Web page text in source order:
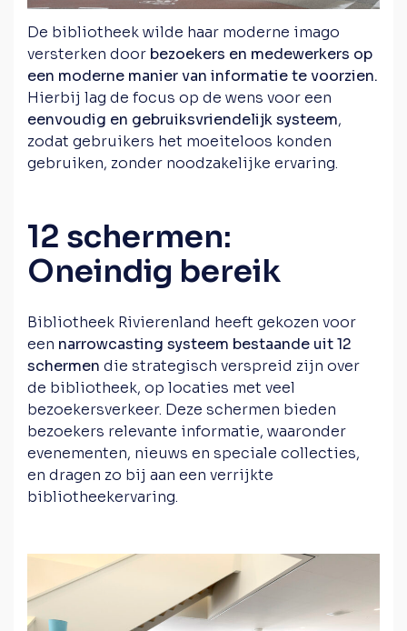
De bibliotheek wilde haar moderne imago
versterken door bezoekers en medewerkers op
een moderne manier van informatie te voorzien.
Hierbij lag de focus op de wens voor een
eenvoudig en gebruiksvriendelijk systeem,
zodat gebruikers het moeiteloos konden
gebruiken, zonder noodzakelijke ervaring.
12 schermen:
Oneindig bereik
Bibliotheek Rivierenland heeft gekozen voor
een narrowcasting systeem bestaande uit 12
schermen die strategisch verspreid zijn over
de bibliotheek, op locaties met veel
bezoekersverkeer. Deze schermen bieden
bezoekers relevante informatie, waaronder
evenementen, nieuws en speciale collecties,
en dragen zo bij aan een verrijkte
bibliotheekervaring.